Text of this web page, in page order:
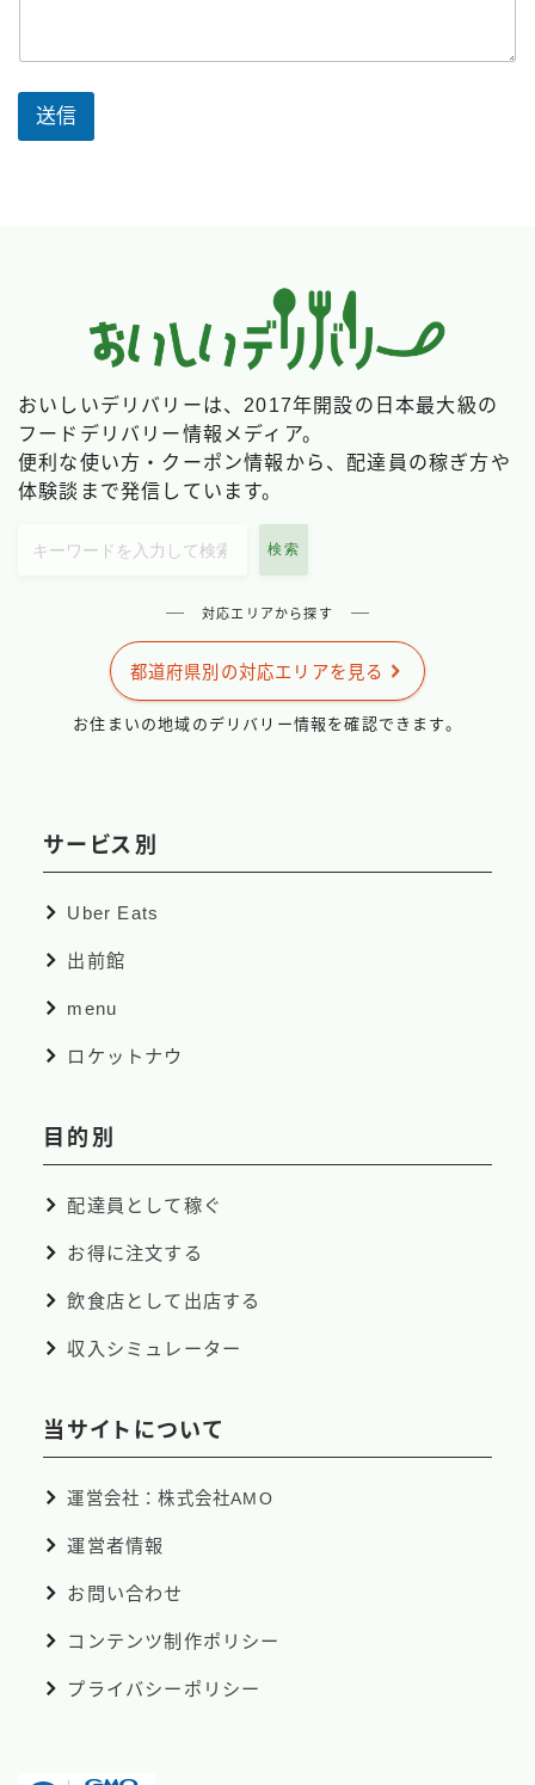
送信
おいしいデリバリーは、2017年開設の日本最大級の
フードデリバリー情報メディア。
便利な使い方・クーポン情報から、配達員の稼ぎ方や
体験談まで発信しています。
検索
対応エリアから探す
都道府県別の対応エリアを見る
お住まいの地域のデリバリー情報を確認できます。
サービス別
Uber Eats
出前館
menu
ロケットナウ
目的別
配達員として稼ぐ
お得に注文する
飲食店として出店する
収入シミュレーター
当サイトについて
運営会社：株式会社AMO
運営者情報
お問い合わせ
コンテンツ制作ポリシー
プライバシーポリシー